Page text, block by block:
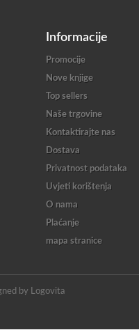
Informacije
Promocije
Nove knjige
Top sellers
Naše trgovine
Kontaktirajte nas
Dostava
Privatnost podataka
Uvjeti korištenja
O nama
Plaćanje
mapa stranice
by Logovita